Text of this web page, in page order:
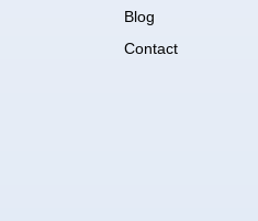
Blog
Contact